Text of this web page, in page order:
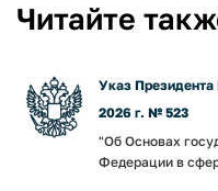
Читайте
Указ
2026 г. № 523
"Об Основах
Федерации в